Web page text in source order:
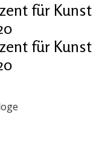
für Kunst
für Kunst